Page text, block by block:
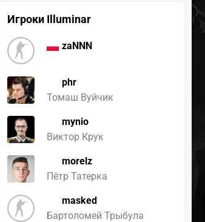
Игроки Illuminar
zaNNN
phr
Томаш Вуйчик
mynio
Виктор Крук
morelz
Пётр Татерка
masked
Бартоломей Трыбула